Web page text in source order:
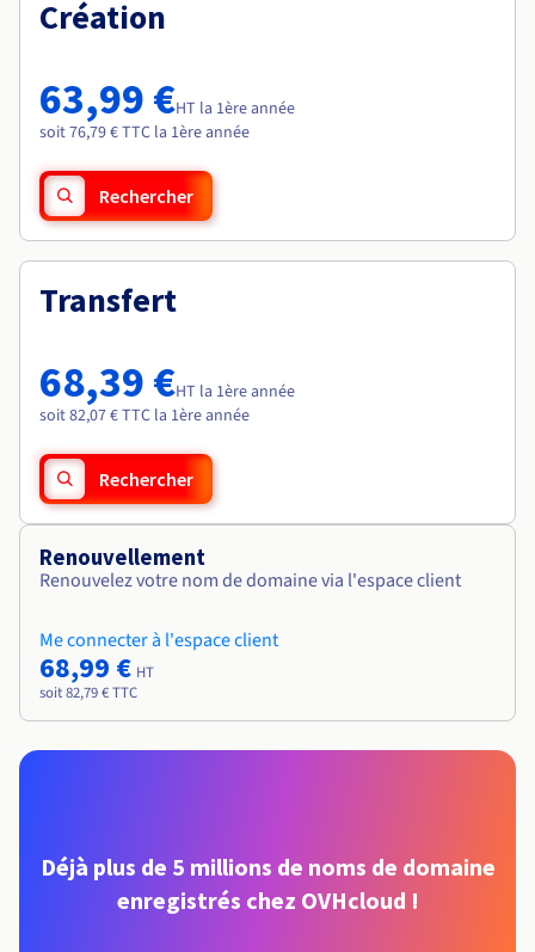
Tarifs
Roadmap & Changelog
Observabilité
Roadmap & Changelog
Roadmap & Changelog
Roadmap & Changelog
Roadmap & Changelog
Création
63,99 €HT la 1ère année
soit 76,79 € TTC la 1ère année
Rechercher
Transfert
68,39 €HT la 1ère année
soit 82,07 € TTC la 1ère année
Rechercher
Renouvellement
Renouvelez votre nom de domaine via l'espace client
Me connecter à l'espace client
68,99 € HT
soit 82,79 € TTC
Déjà plus de 5 millions de noms de domaine
enregistrés chez OVHcloud !